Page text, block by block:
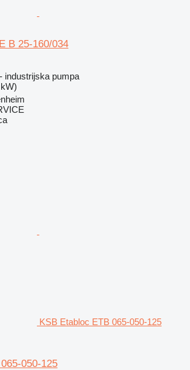
B 25-160/034
industrijska pumpa
KSB Etabloc ETB 065-050-125
050-125